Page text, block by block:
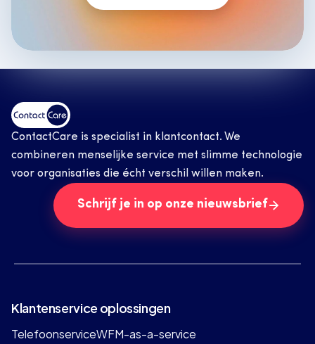
ContactCare is specialist in klantcontact. We
combineren menselijke service met slimme technologie
voor organisaties die écht verschil willen maken.
Schrijf je in op onze nieuwsbrief
Klantenservice oplossingen
TelefoonserviceWFM-as-a-service